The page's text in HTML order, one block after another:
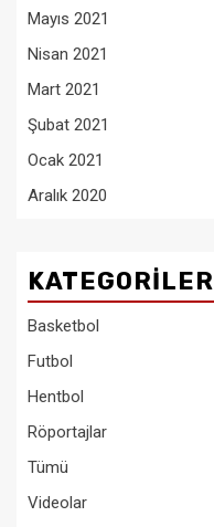
Mayıs 2021
Nisan 2021
Mart 2021
Şubat 2021
Ocak 2021
Aralık 2020
KATEGORILER
Basketbol
Futbol
Hentbol
Röportajlar
Tümü
Videolar